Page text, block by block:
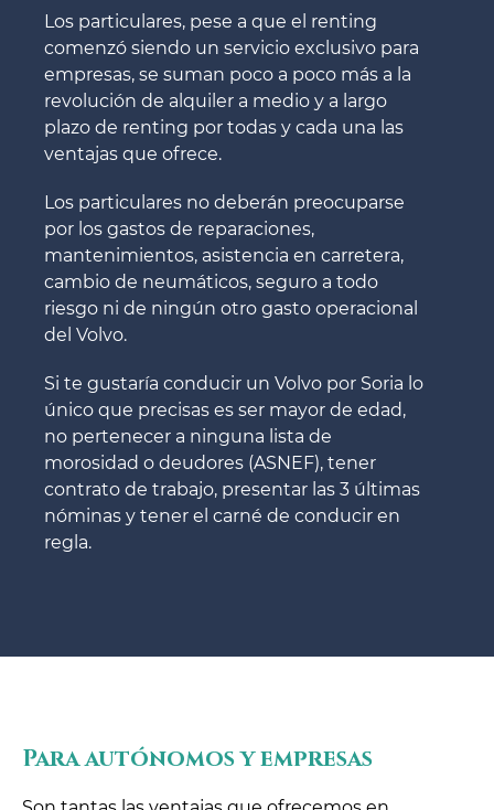
Los particulares, pese a que el renting
comenzó siendo un servicio exclusivo para
empresas, se suman poco a poco más a la
revolución de alquiler a medio y a largo
plazo de renting por todas y cada una las
ventajas que ofrece.
Los particulares no deberán preocuparse
por los gastos de reparaciones,
mantenimientos, asistencia en carretera,
cambio de neumáticos, seguro a todo
riesgo ni de ningún otro gasto operacional
del Volvo.
Si te gustaría conducir un Volvo por Soria lo
único que precisas es ser mayor de edad,
no pertenecer a ninguna lista de
morosidad o deudores (ASNEF), tener
contrato de trabajo, presentar las 3 últimas
nóminas y tener el carné de conducir en
regla.
Para autónomos y empresas